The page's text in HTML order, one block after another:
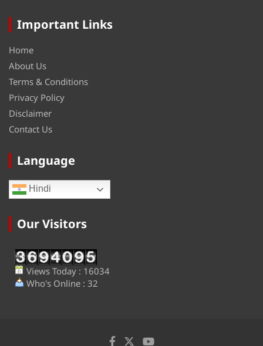
Important Links
Home
About Us
Terms & Conditions
Privacy Policy
Disclaimer
Contact Us
Language
Hindi
Our Visitors
Views Today : 16034
Who's Online : 32